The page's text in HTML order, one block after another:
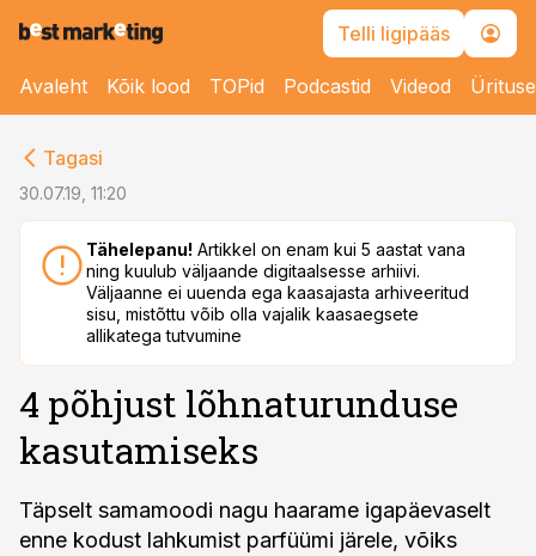
Telli ligipääs
Avaleht Kõik lood TOPid Podcastid Videod
Tagasi
30.07.19, 11:20
Tähelepanu! Artikkel on enam kui 5 aastat vana
ning kuulub väljaande digitaalsesse arhiivi.
Väljaanne ei uuenda ega kaasajasta arhiveeritud
sisu, mistõttu võib olla vajalik kaasaegsete
allikatega tutvumine
4 põhjust lõhnaturunduse
kasutamiseks
Täpselt samamoodi nagu haarame igapäevaselt
enne kodust lahkumist parfüümi järele, võiks